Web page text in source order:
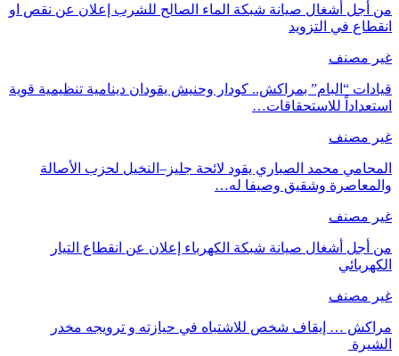
من أجل أشغال صيانة شبكة الماء الصالح للشرب إعلان عن نقص او
انقطاع في التزويد
غير مصنف
قيادات “البام” بمراكش.. كودار وحنيش يقودان دينامية تنظيمية قوية
استعداداً للاستحقاقات…
غير مصنف
المحامي محمد الصباري يقود لائحة جليز–النخيل لحزب الأصالة
والمعاصرة وشقيق وصيفا له…
غير مصنف
من أجل أشغال صيانة شبكة الكهرباء إعلان عن انقطاع التيار
الكهربائي
غير مصنف
مراكش … إيقاف شخص للاشتباه في حيازته و ترويجه مخدر
الشيرة